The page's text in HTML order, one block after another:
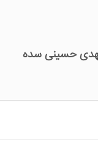
حسینی سده